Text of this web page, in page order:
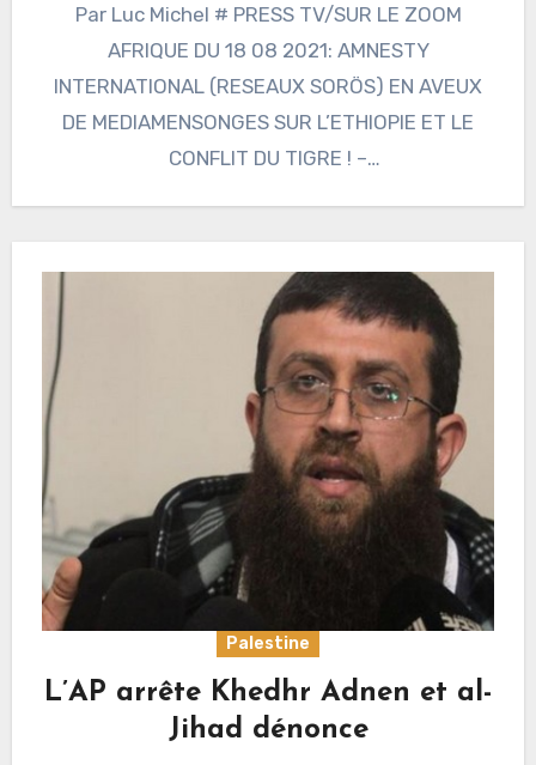
Par Luc Michel # PRESS TV/SUR LE ZOOM
AFRIQUE DU 18 08 2021: AMNESTY
INTERNATIONAL (RESEAUX SORÖS) EN AVEUX
DE MEDIAMENSONGES SUR L’ETHIOPIE ET LE
CONFLIT DU TIGRE ! –
Palestine
L’AP arrête Khedhr Adnen et al-
Jihad dénonce